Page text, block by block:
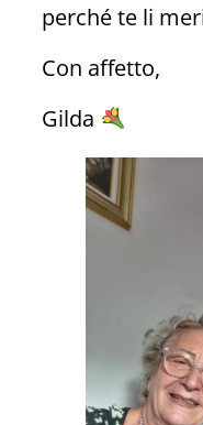
perché te li
Con affetto,
Gilda